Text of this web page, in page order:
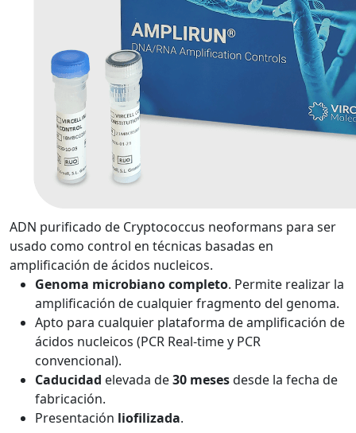
ADN purificado de Cryptococcus neoformans para ser
usado como control en técnicas basadas en
amplificación de ácidos nucleicos.
Genoma microbiano completo. Permite realizar la
amplificación de cualquier fragmento del genoma.
Apto para cualquier plataforma de amplificación de
ácidos nucleicos (PCR Real-time y PCR
convencional).
Caducidad elevada de30 mesesdesde la fecha de
fabricación.
Presentación liofilizada.